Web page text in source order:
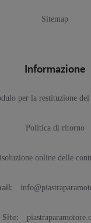
Sitemap
Informazione
per la restituzione
Politica di ritorno
online delle
Site: